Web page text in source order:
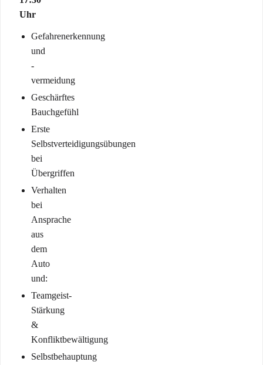
Uhr
Gefahrenerkennung
und
-
vermeidung
Geschärftes
Bauchgefühl
Erste
Selbstverteidigungsübungen
bei
Übergriffen
Verhalten
bei
Ansprache
aus
dem
Auto
und:
Teamgeist-
Stärkung
&
Konfliktbewältigung
Selbstbehauptung